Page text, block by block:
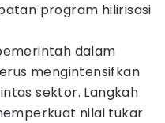
program hilirisasi
dalam
mengintensifkan
sektor. Langkah
nilai tukar